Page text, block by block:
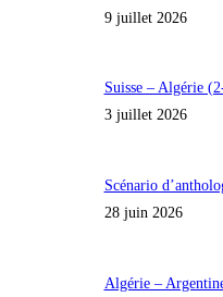
9 juillet 2026
Suisse – Algérie
3 juillet 2026
Scénario
28 juin 2026
Algérie –